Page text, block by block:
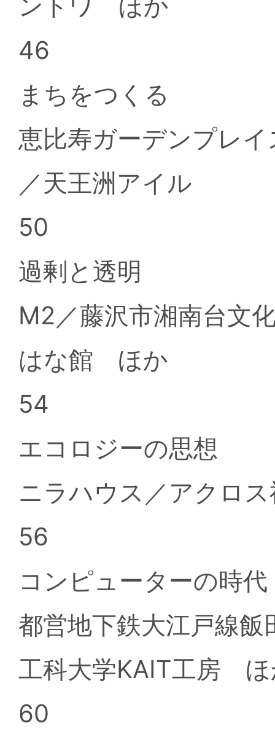
46
まちをつくる
恵比寿ガーデンプレ
／天王洲アイル
50
過剰と透明
M2／藤沢市湘南台文
はな館 ほか
54
エコロジーの思想
ニラハウス／アクロ
56
コンピューターの時代
都営地下鉄大江戸線
工科大学KAIT工房
60